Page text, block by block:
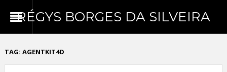
RÉGYS BORGES DA SILVEIRA
TAG: AGENTKIT4D